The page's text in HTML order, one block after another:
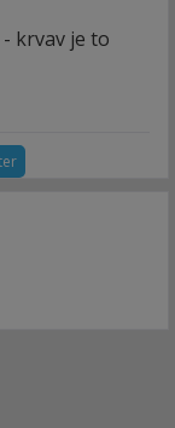
krvav je to